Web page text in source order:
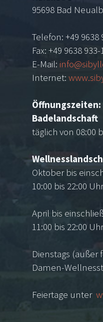
95698 Bad
Telefon: +49 9638
Fax: +49 9638 933-
E-Mail:
Internet:
Öffnungszeiten:
Badelandschaft
täglich von 08:00
Oktober bis
10:00 bis 22:00 Uhr
April bis
11:00 bis 22:00 Uhr
Dienstags (außer
Damen-
Feiertage unter